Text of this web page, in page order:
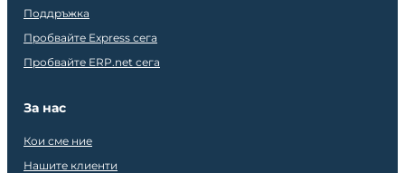
Поддръжка
Пробвайте Express сега
Пробвайте ERP.net сега
За нас
Кои сме ние
Нашите клиенти